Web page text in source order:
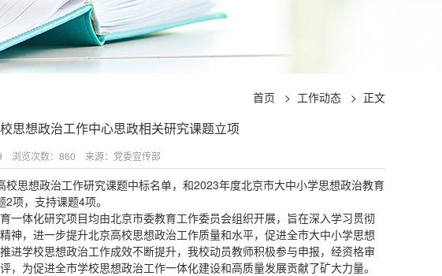
首页 > 工作动态 > 正文
思想政治工作中心思政相关研究课题立项
浏览次数： 860 来源：党委宣传部
思想政治工作研究课题中标名单，和2023年度北京市大中小学思想政治教育
项，支持课题4项。
一体化研究项目均由北京市委教育工作委员会组织开展，旨在深入学习贯彻
神，进一步提升北京高校思想政治工作质量和水平，促进全市大中小学思想
进学校思想政治工作成效不断提升，我校动员教师积极参与申报，经资格审
为促进全市学校思想政治工作一体化建设和高质量发展贡献了矿大力量。